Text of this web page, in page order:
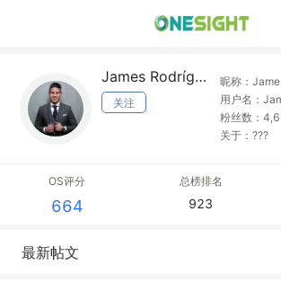
James Rodríguez
关注
昵称：
用户名：
粉丝数：
关于：???
OS评分
664
总榜排名
923
最新帖文